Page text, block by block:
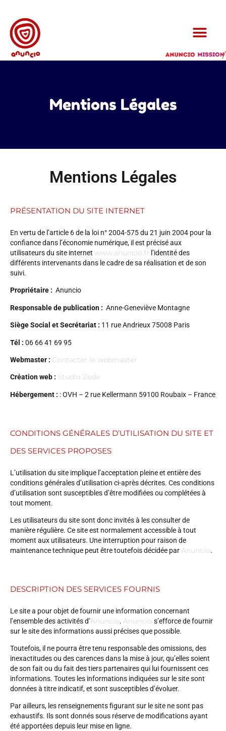
Mentions Légales
Mentions Légales
PRÉSENTATION DU SITE INTERNET
En vertu de l’article 6 de la loi n° 2004-575 du 21 juin 2004 pour la
confiance dans l’économie numérique, il est précisé aux
utilisateurs du site internet www.anuncio.fr l’identité des
différents intervenants dans le cadre de sa réalisation et de son
suivi.
Propriétaire : Anuncio
Responsable de publication : Anne-Geneviève Montagne
Siège Social et Secrétariat : 11 rue Andrieux 75008 Paris
Tél : 06 66 41 69 95
Webmaster : Contacter le webmaster
Création web : Studio Zede
Hébergement : : OVH – 2 rue Kellermann 59100 Roubaix – France
CONDITIONS GÉNÉRALES D’UTILISATION DU SITE ET
DES SERVICES PROPOSES
L’utilisation du site implique l’acceptation pleine et entière des
conditions générales d’utilisation ci-après décrites. Ces conditions
d’utilisation sont susceptibles d’être modifiées ou complétées à
tout moment.
Les utilisateurs du site sont donc invités à les consulter de
manière régulière. Ce site est normalement accessible à tout
moment aux utilisateurs. Une interruption pour raison de
maintenance technique peut être toutefois décidée parAnuncio.
DESCRIPTION DES SERVICES FOURNIS
Le site a pour objet de fournir une information concernant
l’ensemble des activités d’Anuncio. Anuncio s’efforce de fournir
sur le site des informations aussi précises que possible.
Toutefois, il ne pourra être tenu responsable des omissions, des
inexactitudes ou des carences dans la mise à jour, qu’elles soient
de son fait ou du fait des tiers partenaires qui lui fournissent ces
informations. Toutes les informations indiquées sur le site sont
données à titre indicatif, et sont susceptibles d’évoluer.
Par ailleurs, les renseignements figurant sur le site ne sont pas
exhaustifs. Ils sont donnés sous réserve de modifications ayant
été apportées depuis leur mise en ligne.